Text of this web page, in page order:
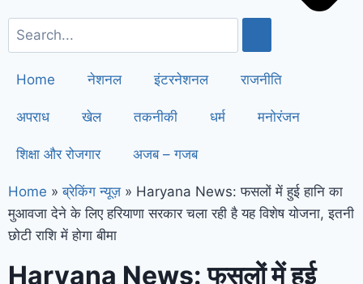
हरियाणा दौरे पर आएंगे पीएम मोदी, इन
कार्यक्रमों में होंगे शामिल
Home
नेशनल इंटरनेशनल राजनीति
अपराध खेल तकनीकी धर्म मनोरंजन
शिक्षा और रोजगार अजब – गजब
Home » ब्रेकिंग न्यूज़ » Haryana News: फसलों में हुई हानि का
मुआवजा देने के लिए हरियाणा सरकार चला रही है यह विशेष योजना, इतनी
छोटी राशि में होगा बीमा
Haryana News: फसलों में हुई